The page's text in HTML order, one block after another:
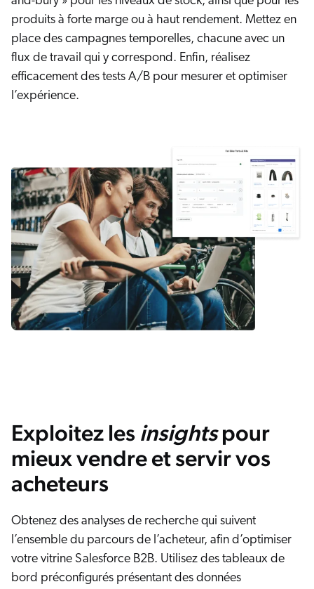
produits à forte marge ou à haut rendement. Mettez en
place des campagnes temporelles, chacune avec un
flux de travail qui y correspond. Enfin, réalisez
efficacement des tests A/B pour mesurer et optimiser
l’expérience.
Exploitez les insightspour
mieux vendre et servir vos
acheteurs
Obtenez des analyses de recherche qui suivent
l’ensemble du parcours de l’acheteur, afin d’optimiser
votre vitrine Salesforce B2B. Utilisez des tableaux de
bord préconfigurés présentant des données